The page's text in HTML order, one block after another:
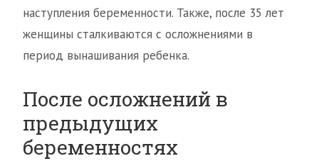
наступления беременности. Также, после 35 лет
женщины сталкиваются с осложнениями в
период вынашивания ребенка.
После осложнений в
предыдущих
беременностях